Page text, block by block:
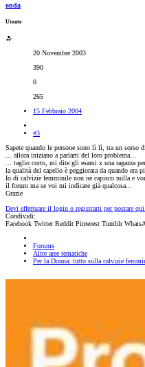
onda
Utente
20 Novembre 2003
390
0
265
15 Febbraio 2004
#3
Sapete quando le persone sono lì lì, tra un sorso
... allora iniziano a parlarti del loro problema...
... taglio corto, mi dite gli esami x una ragazza
la qualità del capello è peggiorata da quando era
Io di calvizie femminile non ne capisco nulla e
il forum ma se voi mi indicate già qualcosa...
Grazie
Devi effettuare il login o registrarti per postare qui.
Condividi:
Facebook Twitter Reddit Pinterest Tumblr
Forums
Altre aree tematiche
Per la Donna: tutto sulla calvizie